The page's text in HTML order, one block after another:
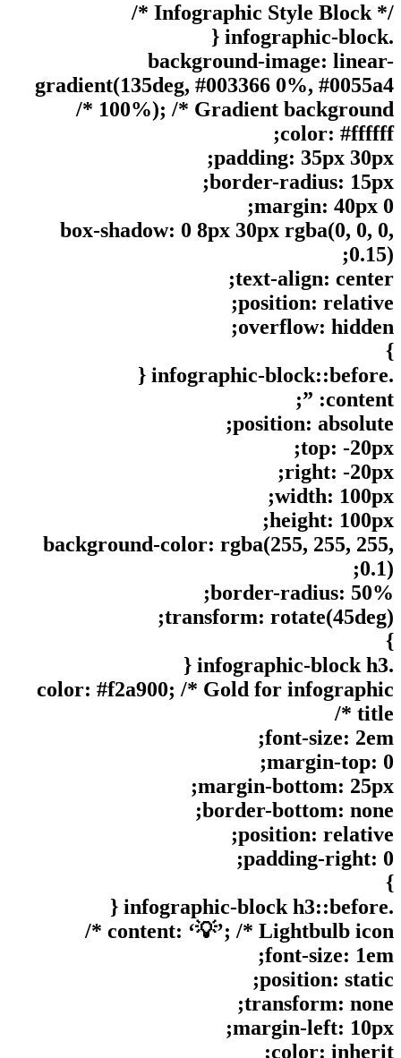
/* Infographic Style Block */
.infographic-block {
background-image: linear-
gradient(135deg, #003366 0%, #0055a4
100%); /* Gradient background */
color: #ffffff;
padding: 35px 30px;
border-radius: 15px;
margin: 40px 0;
box-shadow: 0 8px 30px rgba(0, 0, 0,
0.15);
text-align: center;
position: relative;
overflow: hidden;
}
.infographic-block::before {
content: ”;
position: absolute;
top: -20px;
right: -20px;
width: 100px;
height: 100px;
background-color: rgba(255, 255, 255,
0.1);
border-radius: 50%;
transform: rotate(45deg);
}
.infographic-block h3 {
color: #f2a900; /* Gold for infographic
title */
font-size: 2em;
margin-top: 0;
margin-bottom: 25px;
border-bottom: none;
position: relative;
padding-right: 0;
}
.infographic-block h3::before {
content: ‘💡’; /* Lightbulb icon */
font-size: 1em;
position: static;
transform: none;
margin-left: 10px;
color: inherit;